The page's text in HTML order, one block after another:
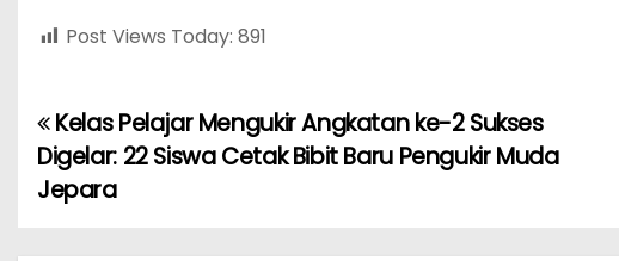
Post Views Today: 891
P
o
Kelas Pelajar Mengukir Angkatan ke-2 Sukses
Digelar: 22 Siswa Cetak Bibit Baru Pengukir Muda
Jepara